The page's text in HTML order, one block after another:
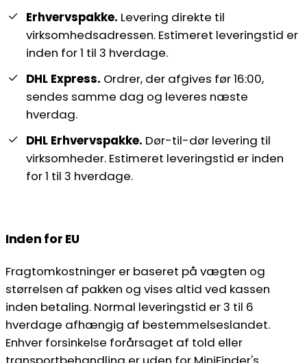
Erhvervspakke. Levering direkte til
virksomhedsadressen. Estimeret leveringstid er
inden for 1 til 3 hverdage.
DHL Express. Ordrer, der afgives før 16:00,
sendes samme dag og leveres næste
hverdag.
DHL Erhvervspakke. Dør-til-dør levering til
virksomheder. Estimeret leveringstid er inden
for 1 til 3 hverdage.
Inden for EU
Fragtomkostninger er baseret på vægten og
størrelsen af pakken og vises altid ved kassen
inden betaling. Normal leveringstid er 3 til 6
hverdage afhængig af bestemmelseslandet.
Enhver forsinkelse forårsaget af told eller